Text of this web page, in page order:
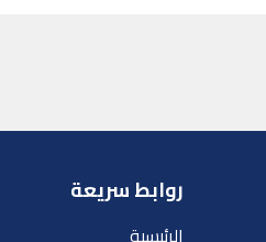
روابط سريعة
الرئيسية